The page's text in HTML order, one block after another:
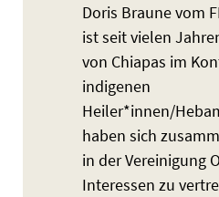
Doris Braune vom
ist seit vielen
von Chiapas im
indigenen
Heiler*innen/
haben sich
in der Vereinigung
Interessen zu